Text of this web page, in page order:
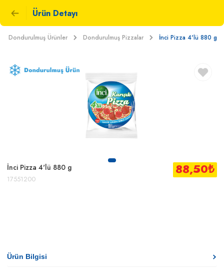
Ürün Detayı
Dondurulmuş Ürünler Dondurulmuş Pizzalar İnci Pizza 4'lü 880 g
İnci Pizza 4'lü 880 g
17551200
88,50₺
Ürün Bilgisi